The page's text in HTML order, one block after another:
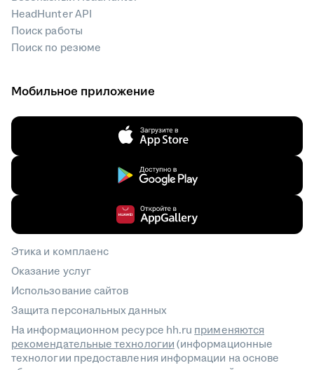
HeadHunter API
Поиск работы
Поиск по резюме
Мобильное приложение
Этика и комплаенс
Оказание услуг
Использование сайтов
Защита персональных данных
На информационном ресурсе hh.ru применяются
рекомендательные технологии(информационные
технологии предоставления информации на основе